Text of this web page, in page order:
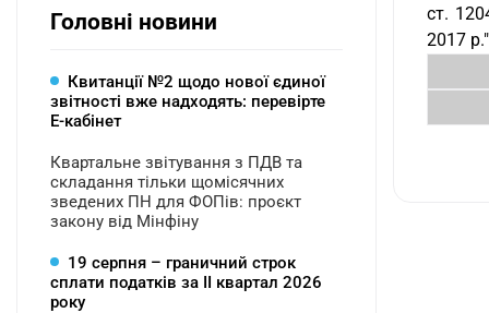
ст.
2017
Головні новини
Квитанції №2 щодо нової єдиної
звітності вже надходять: перевірте
Е-кабінет
Квартальне звітування з ПДВ та
складання тільки щомісячних
зведених ПН для ФОПів: проєкт
закону від Мінфіну
19 серпня – граничний строк
сплати податків за ІI квартал 2026
року